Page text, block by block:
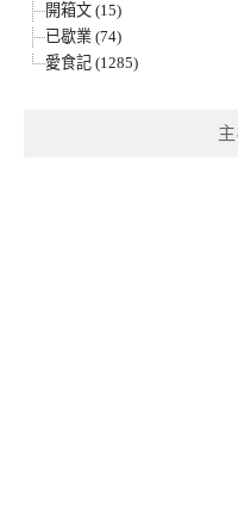
開箱文 (15)
已歇業 (74)
愛食記 (1285)